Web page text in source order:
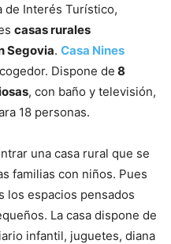
de Interés Turístico,
casas rurales
Segovia. Casa Nines
Dispone de 8
, con baño y televisión,
18 personas.
una casa rural que se
familias con niños. Pues
los espacios pensados
La casa dispone de
infantil, juguetes, diana